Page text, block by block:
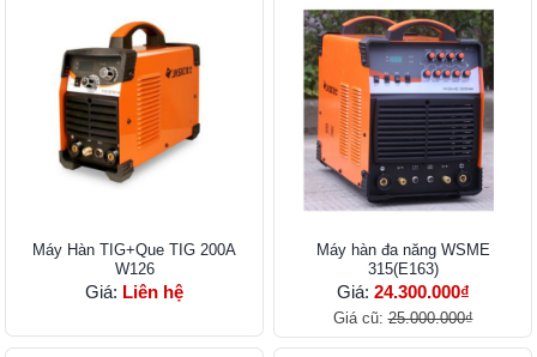
Máy Hàn TIG+Que TIG 200A
W126
Giá: Liên hệ
Máy hàn đa năng WSME
315(E163)
Giá: 24.300.000₫
Giá cũ:25.000.000₫